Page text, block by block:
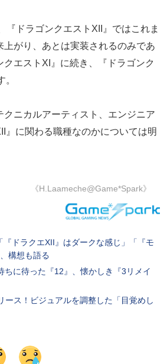
ドラゴンクエストXII』ではこれま
がり、あとは実装されるのみであ
エストXI』に続き、『ドラゴンク
ニカルアーティスト、エンジニア
』に関わる職種なのかについては明
《H.Laameche@Game*Spark》
ドラクエXII』はダークな感じ」「『モ
構想も語る
ちに待った『12』、懐かしき『3リメイ
ース！ビジュアルを調整した「目覚めし